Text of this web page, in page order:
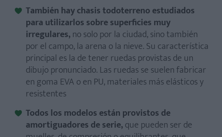
También hay chasis todoterreno estudiados
para utilizarlos sobre superficies muy
irregulares,no solo por la ciudad, sino también
por el campo, la arena o la nieve. Su característica
principal es la de tener ruedas provistas de un
dibujo pronunciado. Las ruedas se suelen fabricar
en goma EVA o en PU, materiales más elásticos y
resistentes
Todos los modelos están provistos de
amortiguadores de serie,que pueden ser de